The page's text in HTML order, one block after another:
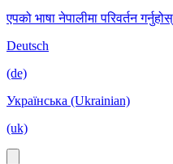
एपको भाषा नेपालीमा परिवर्तन
Deutsch
(de)
Українська (Ukrainian)
(uk)